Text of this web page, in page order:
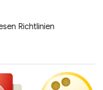
Richtlinien